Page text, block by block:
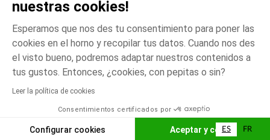
nuestras cookies!
Esperamos que nos des tu consentimiento para poner las
cookies en el horno y recopilar tus datos. Cuando nos des
el visto bueno, podremos adaptar nuestros contenidos a
tus gustos. Entonces, ¿cookies, con pepitas o sin?
Leer la política de cookies
Consentimientos certificados por
Configurar cookies Aceptar y cerrar
Multicolor
talla
unica
El pago medidante
AÑADIR A LA CESTA
Gestión de las cookies
Accesibilidad: no conforme
Orchestra adhiere al código de ética de la Federación Francesa de comercio
electrónico y venta a distancia (FEVAD) y al sistema de mediación de
ES FR